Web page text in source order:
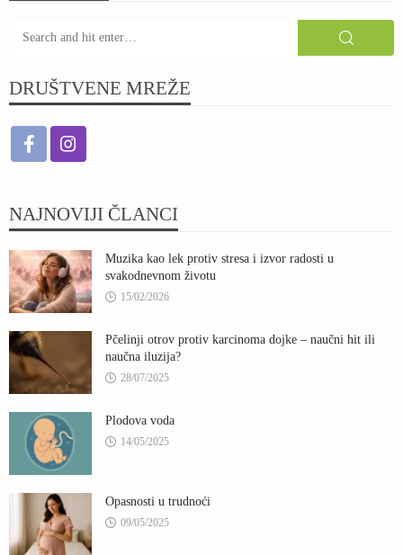
DRUŠTVENE MREŽE
NAJNOVIJI ČLANCI
Muzika kao lek protiv stresa i izvor radosti u
svakodnevnom životu
15/02/2026
Pčelinji otrov protiv karcinoma dojke – naučni hit ili
naučna iluzija?
28/07/2025
Plodova voda
14/05/2025
Opasnosti u trudnoći
09/05/2025